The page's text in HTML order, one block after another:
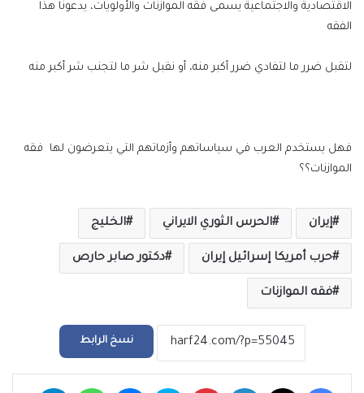
الاقتصادية والاجتماعية يسمى فقه الموازنات والأولويات، يدعونا هذا
الفقه
لتقبل ضرر ما لتفادي ضرر أكبر منه، أو نقبل شر ما لتجنب شر أكبر منه
فهل يستخدم العرب في سياساتهم وأزماتهم التي يتعرضون لها فقه
الموازنات؟؟
إيران الحرس الثوري الايراني الخليج
حرب أمريكا إسرائيل إيران دكتور صابر حارص
فقه الموازنات
نسخ الرابط
فيسبوك لينكدإن بينتيريست سكايب ماسنجر واتساب